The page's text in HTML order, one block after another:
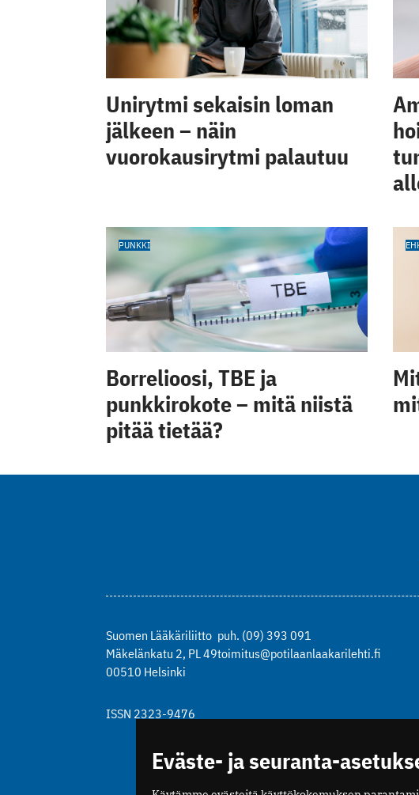
Unirytmi sekaisin loman
jälkeen – näin
vuorokausirytmi palautuu
PUNKKI
Borrelioosi, TBE ja
punkkirokote – mitä niistä
pitää tietää?
Suomen Lääkäriliitto
Mäkelänkatu 2, PL 49
00510 Helsinki
puh. (09) 393 091
toimitus@potilaanlaakarilehti.fi
ISSN 2323-9476
Eväste- ja seuranta-